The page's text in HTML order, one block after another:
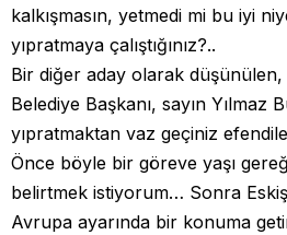
kalkışmasın, yetmedi mi bu iyi
yıpratmaya çalıştığınız?..
Bir diğer aday olarak
Belediye Başkanı, sayın Yılmaz
yıpratmaktan vaz geçiniz
Önce böyle bir göreve yaşı
belirtmek istiyorum… Sonra
Avrupa ayarında bir konuma